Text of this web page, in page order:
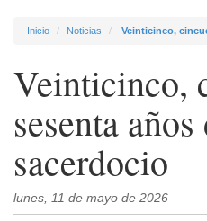
Inicio Noticias Veinticinco,
Veinticinco,
sesenta años
sacerdocio
lunes, 11 de mayo de 2026